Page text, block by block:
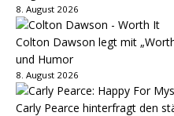
8. August 2026
Colton Dawson legt mit
und Humor
8. August 2026
Carly Pearce hinterfragt den